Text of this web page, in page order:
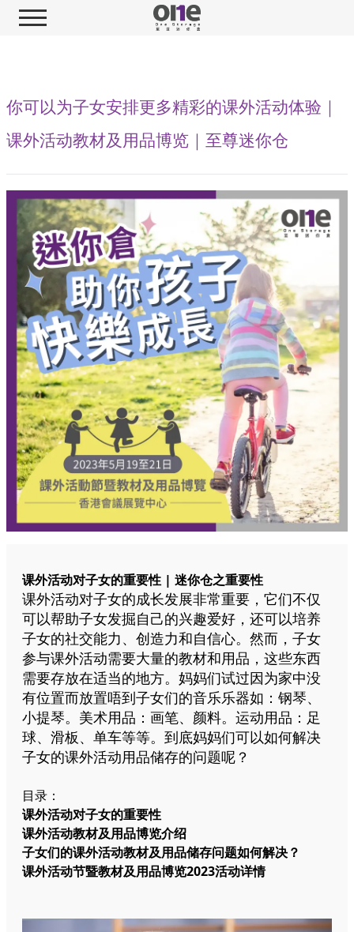
你可以为子女安排更多精彩的课外活动体验｜
课外活动教材及用品博览｜至尊迷你仓
课外活动对子女的重要性 | 迷你仓之重要性
课外活动对子女的成长发展非常重要，它们不仅
可以帮助子女发掘自己的兴趣爱好，还可以培养
子女的社交能力、创造力和自信心。然而，子女
参与课外活动需要大量的教材和用品，这些东西
需要存放在适当的地方。妈妈们试过因为家中没
有位置而放置唔到子女们的音乐乐器如：钢琴、
小提琴。美术用品：画笔、颜料。运动用品：足
球、滑板、单车等等。到底妈妈们可以如何解决
子女的课外活动用品储存的问题呢？
目录：
课外活动对子女的重要性
课外活动教材及用品博览介绍
子女们的课外活动教材及用品储存问题如何解决？
课外活动节暨教材及用品博览2023活动详情